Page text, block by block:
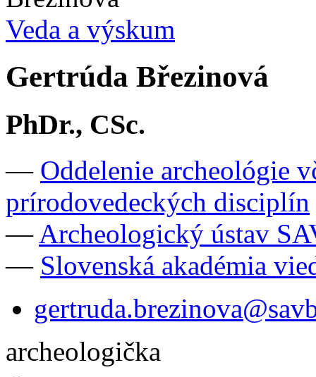
Veda a výskum
Gertrúda Březinová
PhDr., CSc.
— Oddelenie archeológie
prírodovedeckých disciplín
—Archeologický ústav
— Slovenská akadémia
archeologička